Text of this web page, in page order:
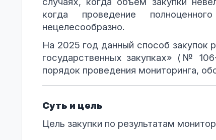
когда проведение
нецелесообразно.
На 2025 год данный способ закупок
государственных закупках» (№
порядок проведения мониторинга,
Суть и цель
Цель закупки по результатам